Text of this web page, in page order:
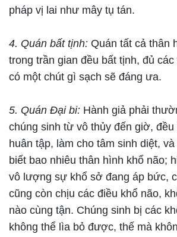
pháp vị lai như mây tụ tán.
4. Quán bất tịnh: Quán tất cả thân
trong trần gian đều bất tịnh, đủ
có một chút gì sạch sẽ đáng ưa.
5. Quán Đại bi: Hành giả phải
chúng sinh từ vô thủy đến giờ,
huân tập, làm cho tâm sinh diệt,
biết bao nhiêu thân hình khổ não;
vô lượng sự khổ sở đang áp bức,
cũng còn chịu các điều khổ não,
nào cùng tận. Chúng sinh bị các
không thể lìa bỏ được, thế mà